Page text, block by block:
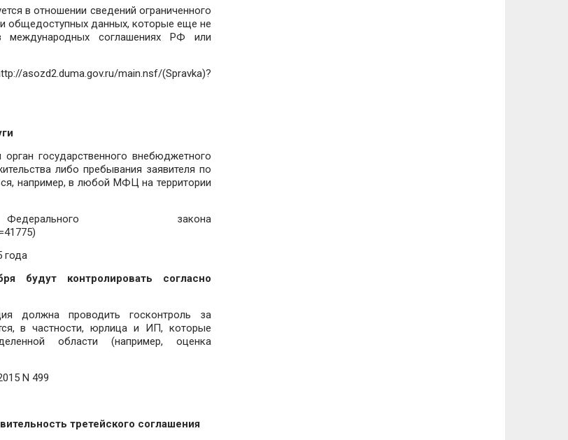
в отношении сведений ограниченного
общедоступных данных, которые еще не
международных соглашениях РФ или
asozd2.duma.gov.ru/main.nsf/(Spravka)?
государственного внебюджетного
либо пребывания заявителя по
например, в любой МФЦ на территории
закона
года
будут контролировать согласно
должна проводить госконтроль за
в частности, юрлица и ИП, которые
области (например, оценка
N 499
третейского соглашения